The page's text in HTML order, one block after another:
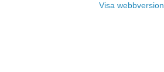
Visa webbversion